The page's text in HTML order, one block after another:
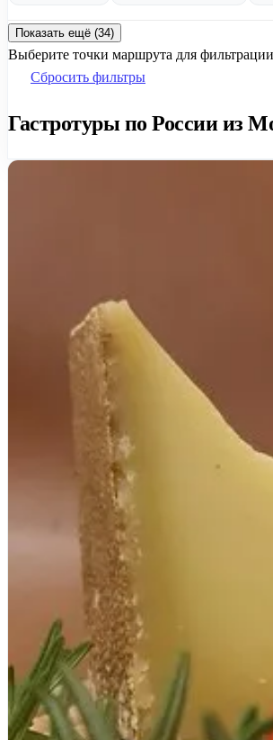
Показать ещё (34)
Выберите точки маршрута для фильтрации
Сбросить фильтры
Гастротуры по России из